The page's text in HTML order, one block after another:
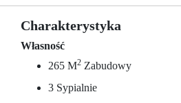
Charakterystyka
Własność
265 M2 Zabudowy
3 Sypialnie